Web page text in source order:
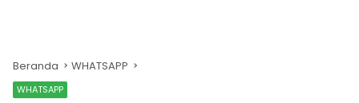
Beranda WHATSAPP
WHATSAPP